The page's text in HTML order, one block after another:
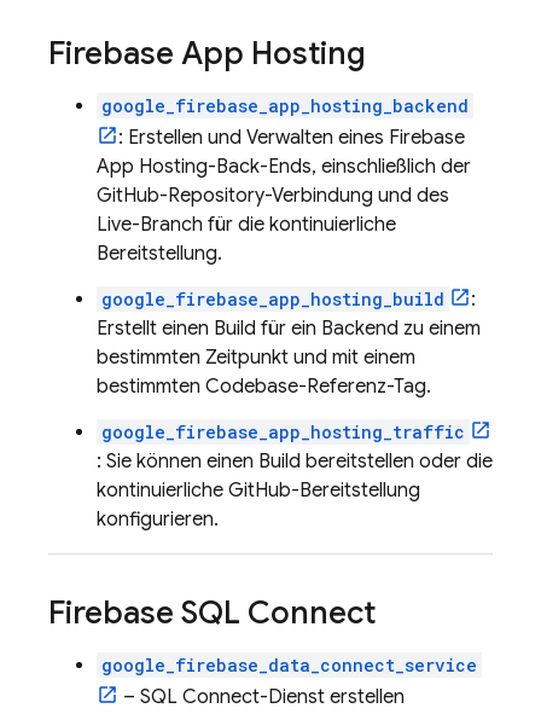
Firebase App Hosting
google_firebase_app_hosting_backend
: Erstellen und Verwalten eines Firebase
App Hosting-Back-Ends, einschließlich der
GitHub-Repository-Verbindung und des
Live-Branch für die kontinuierliche
Bereitstellung.
google_firebase_app_hosting_build
:
Erstellt einen Build für ein Backend zu einem
bestimmten Zeitpunkt und mit einem
bestimmten Codebase-Referenz-Tag.
google_firebase_app_hosting_traffic
: Sie können einen Build bereitstellen oder die
kontinuierliche GitHub-Bereitstellung
konfigurieren.
Firebase SQL Connect
google_firebase_data_connect_service
– SQL Connect-Dienst erstellen